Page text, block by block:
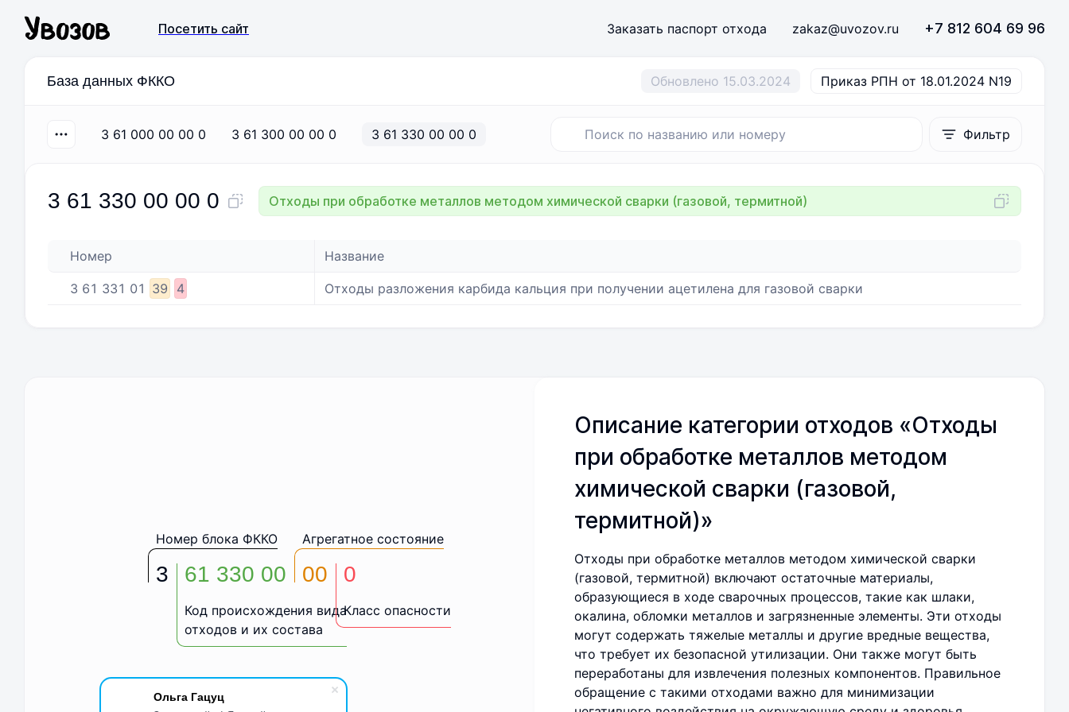
Ольга Гацуц
Посетить сайт Заказать паспорт отхода zakaz@uvozov.ru +7 812 604 69 96
База данных ФККО Обновлено 15.03.2024 Приказ РПН от 18.01.2024 N19
3 61 000 00 00 0 3 61 300 00 00 0 3 61 330 00 00 0 Фильтр
3 61 330 00 00 0 Отходы при обработке металлов методом химической сварки (газовой, термитной)
Номер Название
3 61 331 01 39 4 Отходы разложения карбида кальция при получении ацетилена для газовой сварки
3
Номер блока ФККО
Код происхождения вида
отходов и их состава
61 330 00
Агрегатное состояние
00
Класс опасности
0
Описание категории отходов «Отходы
при обработке металлов методом
химической сварки (газовой,
термитной)»
Отходы при обработке металлов методом химической сварки
(газовой, термитной) включают остаточные материалы,
образующиеся в ходе сварочных процессов, такие как шлаки,
окалина, обломки металлов и загрязненные элементы. Эти отходы
могут содержать тяжелые металлы и другие вредные вещества,
что требует их безопасной утилизации. Они также могут быть
переработаны для извлечения полезных компонентов. Правильное
обращение с такими отходами важно для минимизации